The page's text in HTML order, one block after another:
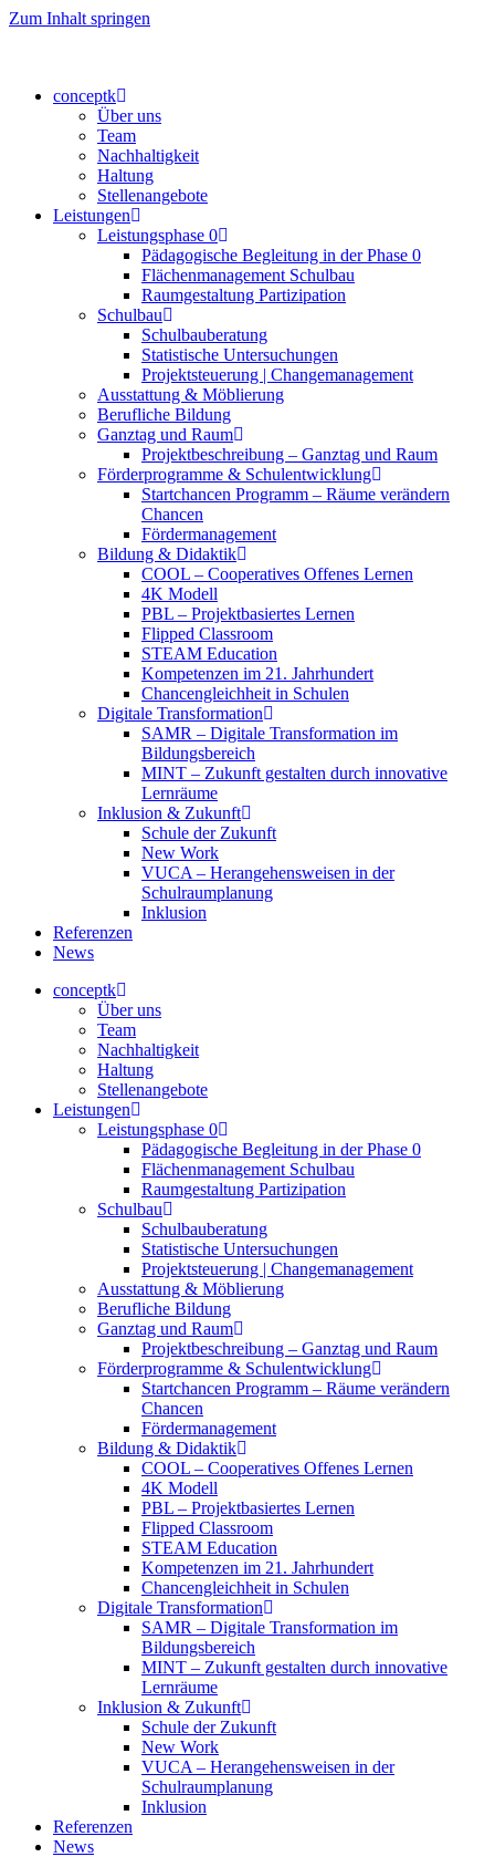
Zum Inhalt springen
conceptk
Über uns
Team
Nachhaltigkeit
Haltung
Stellenangebote
Leistungen
Leistungsphase 0
Pädagogische Begleitung in der Phase 0
Flächenmanagement Schulbau
Raumgestaltung Partizipation
Schulbau
Schulbauberatung
Statistische Untersuchungen
Projektsteuerung | Changemanagement
Ausstattung & Möblierung
Berufliche Bildung
Ganztag und Raum
Projektbeschreibung – Ganztag und Raum
Förderprogramme & Schulentwicklung
Startchancen Programm – Räume verändern
Chancen
Fördermanagement
Bildung & Didaktik
COOL – Cooperatives Offenes Lernen
4K Modell
PBL – Projektbasiertes Lernen
Flipped Classroom
STEAM Education
Kompetenzen im 21. Jahrhundert
Chancengleichheit in Schulen
Digitale Transformation
SAMR – Digitale Transformation im
Bildungsbereich
MINT – Zukunft gestalten durch innovative
Lernräume
Inklusion & Zukunft
Schule der Zukunft
New Work
VUCA – Herangehensweisen in der
Schulraumplanung
Inklusion
Referenzen
News
conceptk
Über uns
Team
Nachhaltigkeit
Haltung
Stellenangebote
Leistungen
Leistungsphase 0
Pädagogische Begleitung in der Phase 0
Flächenmanagement Schulbau
Raumgestaltung Partizipation
Schulbau
Schulbauberatung
Statistische Untersuchungen
Projektsteuerung | Changemanagement
Ausstattung & Möblierung
Berufliche Bildung
Ganztag und Raum
Projektbeschreibung – Ganztag und Raum
Förderprogramme & Schulentwicklung
Startchancen Programm – Räume verändern
Chancen
Fördermanagement
Bildung & Didaktik
COOL – Cooperatives Offenes Lernen
4K Modell
PBL – Projektbasiertes Lernen
Flipped Classroom
STEAM Education
Kompetenzen im 21. Jahrhundert
Chancengleichheit in Schulen
Digitale Transformation
SAMR – Digitale Transformation im
Bildungsbereich
MINT – Zukunft gestalten durch innovative
Lernräume
Inklusion & Zukunft
Schule der Zukunft
New Work
VUCA – Herangehensweisen in der
Schulraumplanung
Inklusion
Referenzen
News